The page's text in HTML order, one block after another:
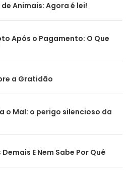
Animais: Agora é lei!
Após o Pagamento: O Que
a Gratidão
o Mal: o perigo silencioso da
E Nem Sabe Por Quê